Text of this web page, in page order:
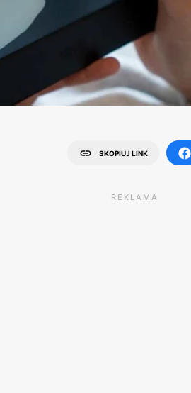
SKOPIUJ LINK
REKLAMA